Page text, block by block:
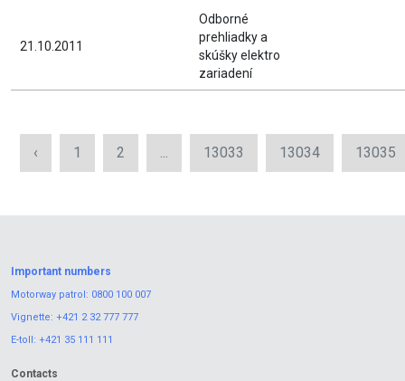
21.10.2011
Odborné
prehliadky a
skúšky elektro
zariadení
‹ 1 2 ... 13033 13034 13035
Important numbers
Motorway patrol: 0800 100 007
Vignette: +421 2 32 777 777
E-toll: +421 35 111 111
Contacts